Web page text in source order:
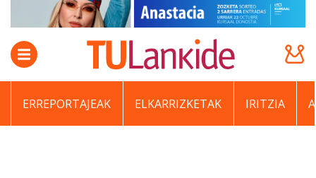
ERREPORTAJEAK ELKARRIZKETAK IRITZIA